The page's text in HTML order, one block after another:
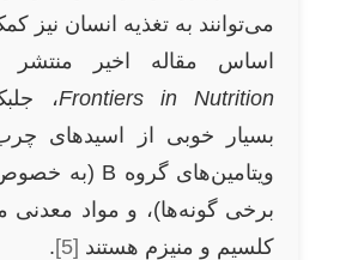
می‌توانند به تغذیه انسان نیز
اساس مقاله اخیر
Frontiers in Nutrition،
برخی گونه‌ها)، و مواد معدنی
کلسیم و منیزم هستند [5]
.